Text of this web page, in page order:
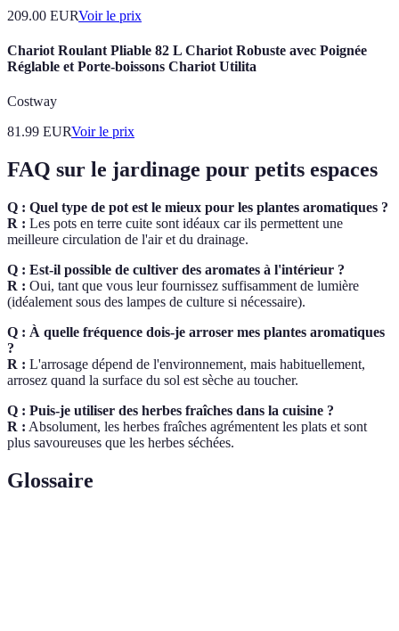
209.00 EURVoir le prix
Chariot Roulant Pliable 82 L Chariot Robuste avec Poignée
Réglable et Porte-boissons Chariot Utilita
Costway
81.99 EURVoir le prix
FAQ sur le jardinage pour petits espaces
Q : Quel type de pot est le mieux pour les plantes aromatiques ?
R : Les pots en terre cuite sont idéaux car ils permettent une
meilleure circulation de l'air et du drainage.
Q : Est-il possible de cultiver des aromates à l'intérieur ?
R : Oui, tant que vous leur fournissez suffisamment de lumière
(idéalement sous des lampes de culture si nécessaire).
Q : À quelle fréquence dois-je arroser mes plantes aromatiques
?
R : L'arrosage dépend de l'environnement, mais habituellement,
arrosez quand la surface du sol est sèche au toucher.
Q : Puis-je utiliser des herbes fraîches dans la cuisine ?
R : Absolument, les herbes fraîches agrémentent les plats et sont
plus savoureuses que les herbes séchées.
Glossaire